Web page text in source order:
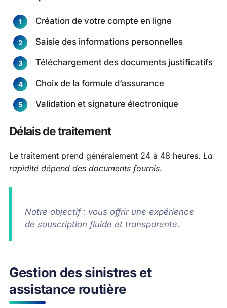
Création de votre compte en ligne
Saisie des informations personnelles
Téléchargement des documents justificatifs
Choix de la formule d’assurance
Validation et signature électronique
Délais de traitement
Le traitement prend généralement 24 à 48 heures. La
rapidité dépend des documents fournis.
Notre objectif : vous offrir une expérience
de souscription fluide et transparente.
Gestion des sinistres et
assistance routière